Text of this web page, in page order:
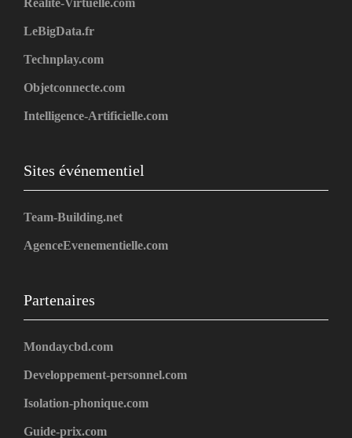
Realite-Virtuelle.com
LeBigData.fr
Technplay.com
Objetconnecte.com
Intelligence-Artificielle.com
Sites événementiel
Team-Building.net
AgenceEvenementielle.com
Partenaires
Mondaycbd.com
Developpement-personnel.com
Isolation-phonique.com
Guide-prix.com